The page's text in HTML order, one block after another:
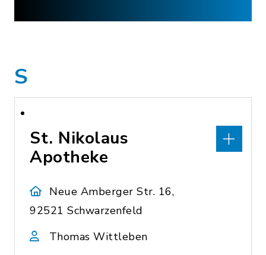
S
St. Nikolaus
Apotheke
Neue Amberger Str. 16,
92521 Schwarzenfeld
Thomas Wittleben